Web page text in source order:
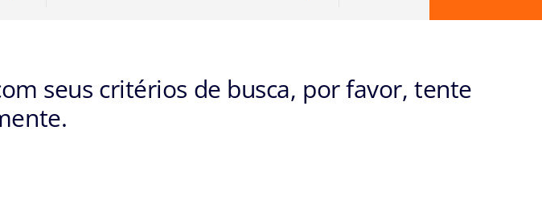
seus critérios de busca, por favor, tente